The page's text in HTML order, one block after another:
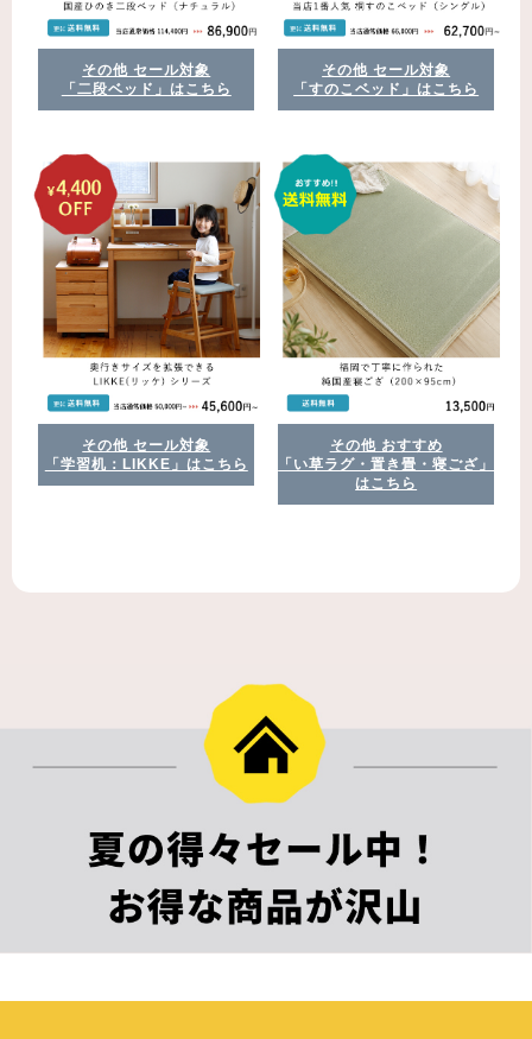
その他 セール対象
「二段ベッド」はこちら
その他 セール対象
「すのこベッド」はこちら
その他 セール対象
「学習机：LIKKE」はこちら
その他 おすすめ
「い草ラグ・置き畳・寝ござ」
はこちら